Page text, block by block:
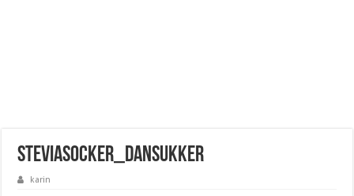
steviasocker_dansukker
karin